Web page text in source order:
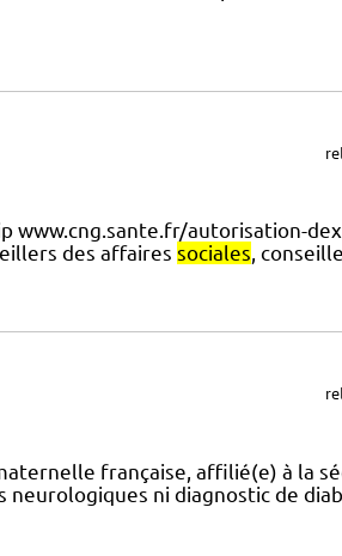
www.cng.sante.fr/autorisation-
des affaires sociales,
française, affilié(e) à la
neurologiques ni diagnostic de